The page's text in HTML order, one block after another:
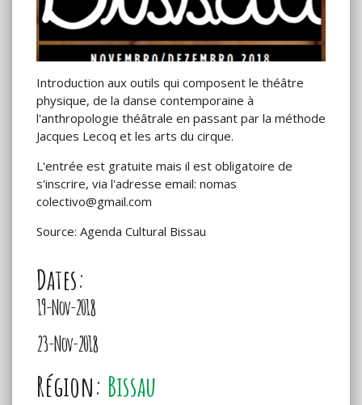
Introduction aux outils qui composent le théâtre
physique, de la danse contemporaine à
l'anthropologie théâtrale en passant par la méthode
Jacques Lecoq et les arts du cirque.
L'entrée est gratuite mais il est obligatoire de
s'inscrire, via l'adresse email: nomas
colectivo@gmail.com
Source: Agenda Cultural Bissau
Dates:
19-Nov-2018
23-Nov-2018
Région: Bissau